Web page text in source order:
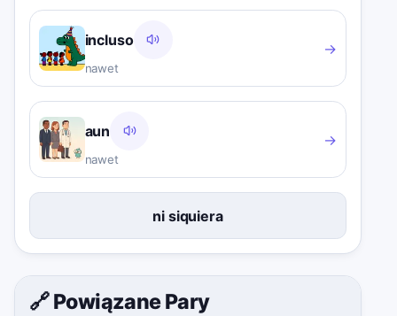
incluso
nawet
→
aun
nawet
→
ni siquiera
🔗 Powiązane Pary